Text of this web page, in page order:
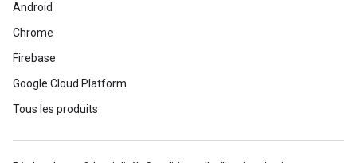
Android
Chrome
Firebase
Google Cloud Platform
Tous les produits